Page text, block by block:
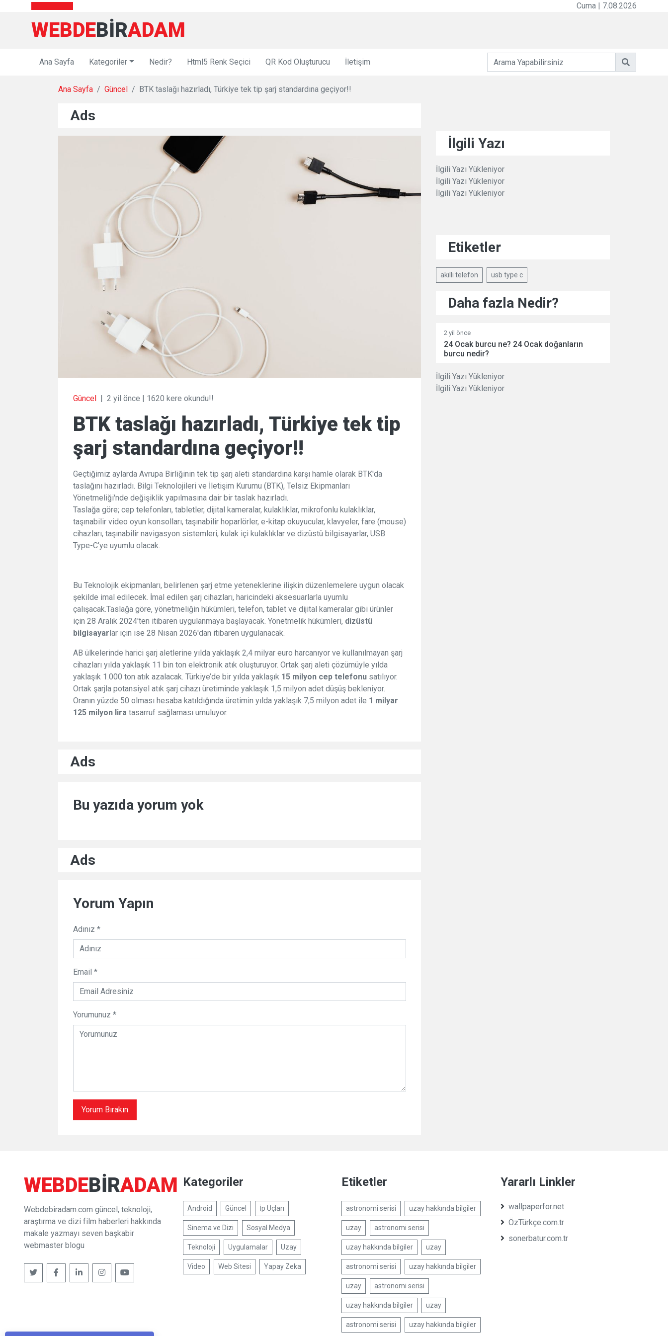
Cuma | 7.08.2026
WEBDEBIRADAM
Ana Sayfa Kategoriler Nedir? Html5 Renk Seçici QR Kod Oluşturucu İletişim
Ana Sayfa Güncel BTK taslağı hazırladı, Türkiye tek tip şarj standardına geçiyor!!
Ads
Güncel | 2 yil önce | 1620 kere okundu!!
BTK taslağı hazırladı, Türkiye tek tip
şarj standardına geçiyor!!
Geçtiğimiz aylarda Avrupa Birliğinin tek tip şarj aleti standardına karşı hamle olarak BTK'da
taslağını hazırladı. Bilgi Teknolojileri ve İletişim Kurumu (BTK), Telsiz Ekipmanları
Yönetmeliği'nde değişiklik yapılmasına dair bir taslak hazırladı.
Taslağa göre; cep telefonları, tabletler, dijital kameralar, kulaklıklar, mikrofonlu kulaklıklar,
taşınabilir video oyun konsolları, taşınabilir hoparlörler, e-kitap okuyucular, klavyeler, fare (mouse)
cihazları, taşınabilir navigasyon sistemleri, kulak içi kulaklıklar ve dizüstü bilgisayarlar, USB
Type-C’ye uyumlu olacak.
Bu Teknolojik ekipmanları, belirlenen şarj etme yeteneklerine ilişkin düzenlemelere uygun olacak
şekilde imal edilecek. İmal edilen şarj cihazları, haricindeki aksesuarlarla uyumlu
çalışacak.Taslağa göre, yönetmeliğin hükümleri, telefon, tablet ve dijital kameralar gibi ürünler
için 28 Aralık 2024'ten itibaren uygulanmaya başlayacak. Yönetmelik hükümleri, dizüstü
bilgisayarlar için ise 28 Nisan 2026'dan itibaren uygulanacak.
AB ülkelerinde harici şarj aletlerine yılda yaklaşık 2,4 milyar euro harcanıyor ve kullanılmayan şarj
cihazları yılda yaklaşık 11 bin ton elektronik atık oluşturuyor. Ortak şarj aleti çözümüyle yılda
yaklaşık 1.000 ton atık azalacak. Türkiye’de bir yılda yaklaşık 15 milyon cep telefonu satılıyor.
Ortak şarjla potansiyel atık şarj cihazı üretiminde yaklaşık 1,5 milyon adet düşüş bekleniyor.
Oranın yüzde 50 olması hesaba katıldığında üretimin yılda yaklaşık 7,5 milyon adet ile 1 milyar
125 milyon lira tasarruf sağlaması umuluyor.
Ads
Bu yazıda yorum yok
Ads
Yorum Yapın
Adınız *
Email *
Yorumunuz *
İlgili Yazı
İlgili Yazı Yükleniyor
İlgili Yazı Yükleniyor
İlgili Yazı Yükleniyor
Etiketler
akıllı telefon usb type c
Daha fazla Nedir?
2 yil önce
24 Ocak burcu ne? 24 Ocak doğanların
burcu nedir?
İlgili Yazı Yükleniyor
İlgili Yazı Yükleniyor
WEBDEBIRADAM
Webdebiradam.com güncel, teknoloji,
araştırma ve dizi film haberleri hakkında
makale yazmayı seven başkabir
webmaster blogu
Kategoriler
Android Güncel İp Uçları
Sinema ve Dizi Sosyal Medya
Teknoloji Uygulamalar Uzay
Video Web Sitesi Yapay Zeka
Etiketler
astronomi serisi uzay hakkında bilgiler
uzay astronomi serisi
uzay hakkında bilgiler uzay
astronomi serisi uzay hakkında bilgiler
uzay astronomi serisi
uzay hakkında bilgiler uzay
astronomi serisi uzay hakkında bilgiler
Yararlı Linkler
wallpaperfor.net
ÖzTürkçe.com.tr
sonerbatur.com.tr